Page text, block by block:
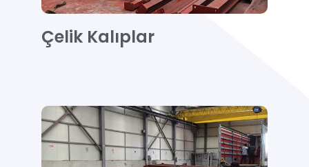
Çelik Kalıplar